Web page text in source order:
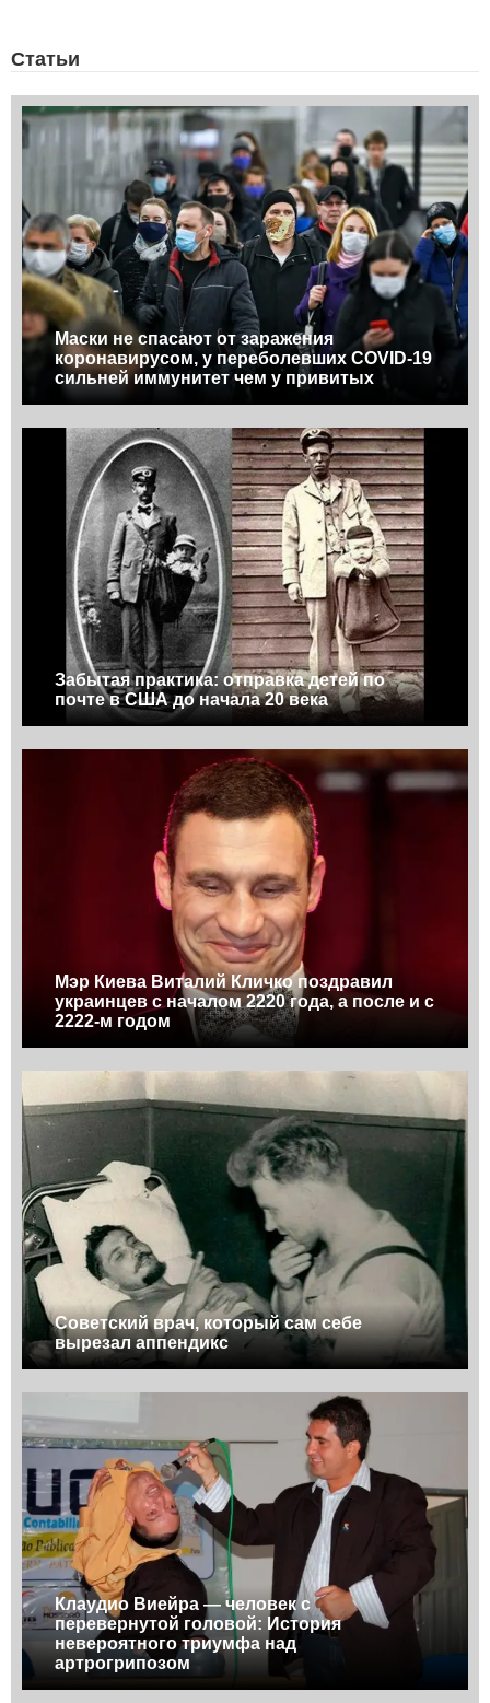
Статьи
Маски не спасают от заражения
коронавирусом, у переболевших COVID-19
сильней иммунитет чем у привитых
Забытая практика: отправка детей по
почте в США до начала 20 века
Мэр Киева Виталий Кличко поздравил
украинцев с началом 2220 года, а после и с
2222-м годом
Советский врач, который сам себе
вырезал аппендикс
Клаудио Виейра — человек с
перевернутой головой: История
невероятного триумфа над
артрогрипозом